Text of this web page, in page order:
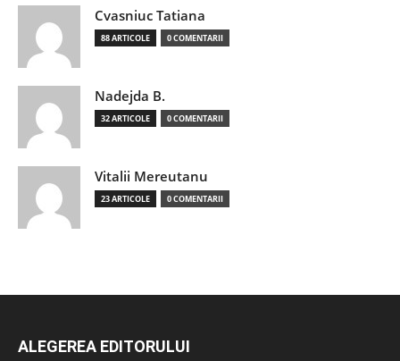
Cvasniuc Tatiana
88 ARTICOLE 0 COMENTARII
Nadejda B.
32 ARTICOLE 0 COMENTARII
Vitalii Mereutanu
23 ARTICOLE 0 COMENTARII
ALEGEREA EDITORULUI